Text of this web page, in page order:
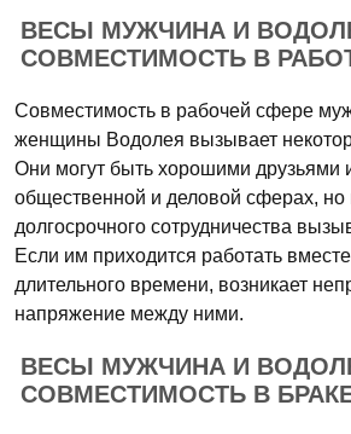
ВЕСЫ МУЖЧИНА И
СОВМЕСТИМОСТЬ В
Совместимость в рабочей сфере
женщины Водолея вызывает
Они могут быть хорошими друзьями
общественной и деловой сферах, но
долгосрочного сотрудничества
Если им приходится работать
длительного времени, возникает
напряжение между ними.
ВЕСЫ МУЖЧИНА И
СОВМЕСТИМОСТЬ В